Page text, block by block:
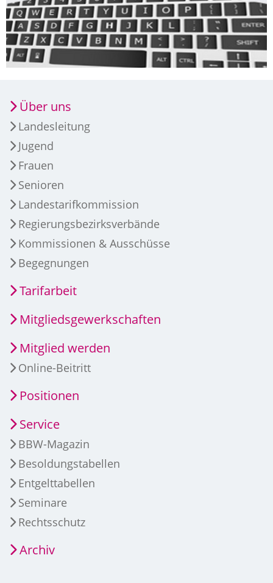
Über uns
Landesleitung
Jugend
Frauen
Senioren
Landestarifkommission
Regierungsbezirksverbände
Kommissionen & Ausschüsse
Begegnungen
Tarifarbeit
Mitgliedsgewerkschaften
Mitglied werden
Online-Beitritt
Positionen
Service
BBW-Magazin
Besoldungstabellen
Entgelttabellen
Seminare
Rechtsschutz
Archiv